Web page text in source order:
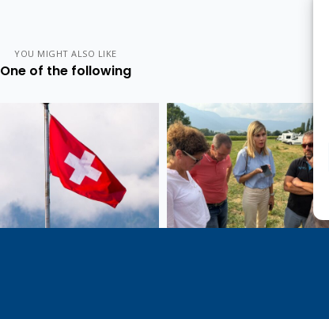
YOU MIGHT ALSO LIKE
One of the following